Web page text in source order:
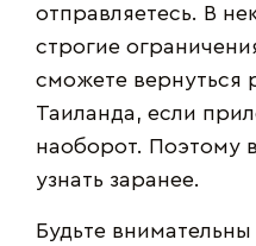
отправляетесь. В
строгие
сможете вернуться
Таиланда, если
наоборот. Поэтому
узнать заранее.
Будьте